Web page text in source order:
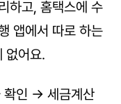
하고, 홈택스에 수
앱에서 따로 하는
없어요.
확인 → 세금계산